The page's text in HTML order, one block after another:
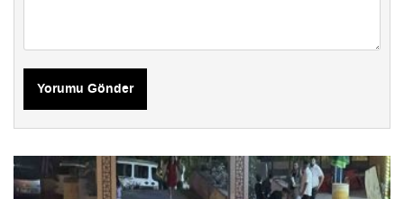
Yorumu Gönder